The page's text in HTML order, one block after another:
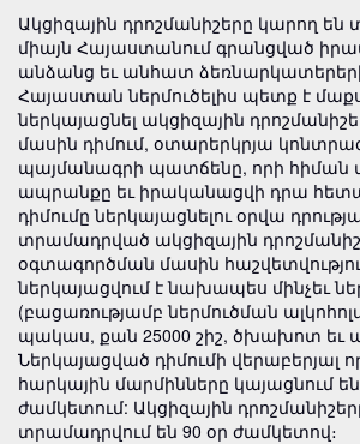
Ակցիզային դրոշմանիշերը կարող են
միայն Հայաստանում գրանցված
անձանց եւ անհատ
Հայաստան ներմուծելիս պետք է
ներկայացնել ակցիզային
մասին դիմում, օտարերկրյա
պայմանագրի պատճենը, որի հիման
ապրանքը եւ իրականացվի դրա
դիմումը ներկայացնելու օրվա
տրամադրված ակցիզային
օգտագործման մասին
ներկայացվում է նախապես մինչեւ
(բացառությամբ ներմուծման
պակաս, քան 25000 շիշ, ծխախոտ եւ
Ներկայացված դիմումի վերաբերյալ
հարկային մարմինները կայացնում
ժամկետում: Ակցիզային
տրամադրվում են 90 օր ժամկետով։